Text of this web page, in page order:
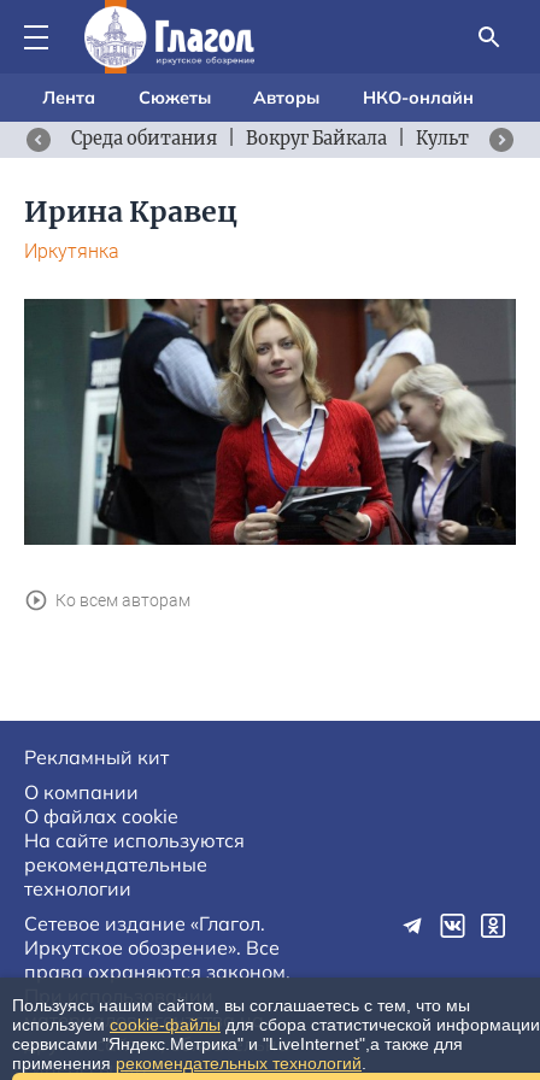
Лента Сюжеты Авторы
НКО-онлайн
Среда обитания
Вокруг Байкала Культурный
Ирина Кравец
Иркутянка
Ко всем авторам
Рекламный кит
О компании
О файлах cookie
На сайте используются
рекомендательные
технологии
Сетевое издание «Глагол.
Иркутское обозрение». Все
права охраняются законом.
При использовании
материалов агентства на
других сайтах, обязательна
гиперссылка.
Пользуясь нашим сайтом, вы соглашаетесь с тем, что мы
используем cookie-файлы для сбора статистической информации
сервисами "Яндекс.Метрика" и "LiveInternet",а также для
применения рекомендательных технологий